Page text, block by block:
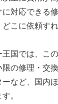
に対応できる
こに依頼す
王国では、こ
限の修理・交
ーなど、国内
。